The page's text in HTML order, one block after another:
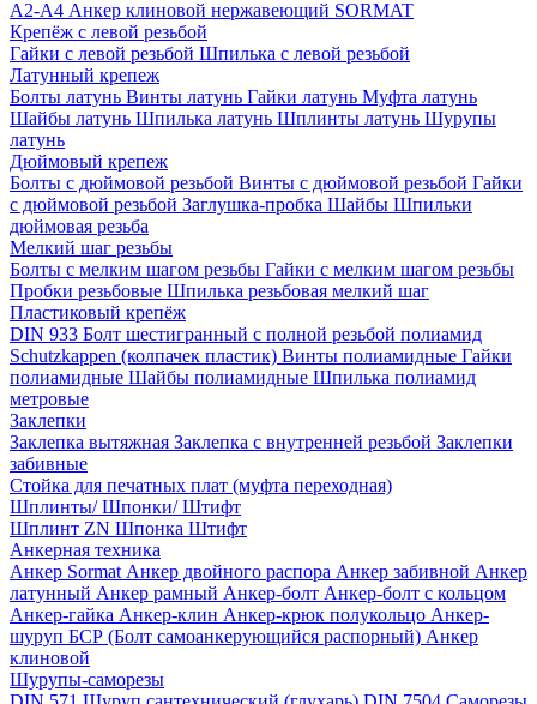
A2-A4 Анкер клиновой нержавеющий SORMAT
Крепёж с левой резьбой
Гайки с левой резьбой Шпилька с левой резьбой
Латунный крепеж
Болты латунь Винты латунь Гайки латунь Муфта латунь
Шайбы латунь Шпилька латунь Шплинты латунь Шурупы
латунь
Дюймовый крепеж
Болты с дюймовой резьбой Винты с дюймовой резьбой Гайки
с дюймовой резьбой Заглушка-пробка Шайбы Шпильки
дюймовая резьба
Мелкий шаг резьбы
Болты с мелким шагом резьбы Гайки с мелким шагом резьбы
Пробки резьбовые Шпилька резьбовая мелкий шаг
Пластиковый крепёж
DIN 933 Болт шестигранный с полной резьбой полиамид
Schutzkappen (колпачек пластик) Винты полиамидные Гайки
полиамидные Шайбы полиамидные Шпилька полиамид
метровые
Заклепки
Заклепка вытяжная Заклепка с внутренней резьбой Заклепки
забивные
Стойка для печатных плат (муфта переходная)
Шплинты/ Шпонки/ Штифт
Шплинт ZN Шпонка Штифт
Анкерная техника
Анкер Sormat Анкер двойного распора Анкер забивной Анкер
латунный Анкер рамный Анкер-болт Анкер-болт с кольцом
Анкер-гайка Анкер-клин Анкер-крюк полукольцо Анкер-
шуруп БСР (Болт самоанкерующийся распорный) Анкер
клиновой
Шурупы-саморезы